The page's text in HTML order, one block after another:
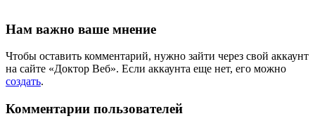
Нам важно ваше мнение
Чтобы оставить комментарий, нужно зайти через свой аккаунт
на сайте «Доктор Веб». Если аккаунта еще нет, его можно
создать.
Комментарии пользователей